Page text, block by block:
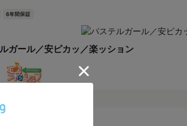
ガール／安ピカッ／楽ッション